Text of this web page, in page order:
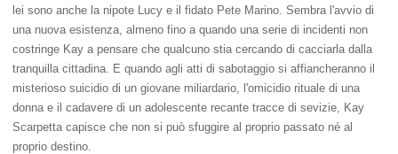
lei sono anche la nipote Lucy e il fidato Pete Marino. Sembra l'avvio di
una nuova esistenza, almeno fino a quando una serie di incidenti non
costringe Kay a pensare che qualcuno stia cercando di cacciarla dalla
tranquilla cittadina. E quando agli atti di sabotaggio si affiancheranno il
misterioso suicidio di un giovane miliardario, l'omicidio rituale di una
donna e il cadavere di un adolescente recante tracce di sevizie, Kay
Scarpetta capisce che non si può sfuggire al proprio passato né al
proprio destino.